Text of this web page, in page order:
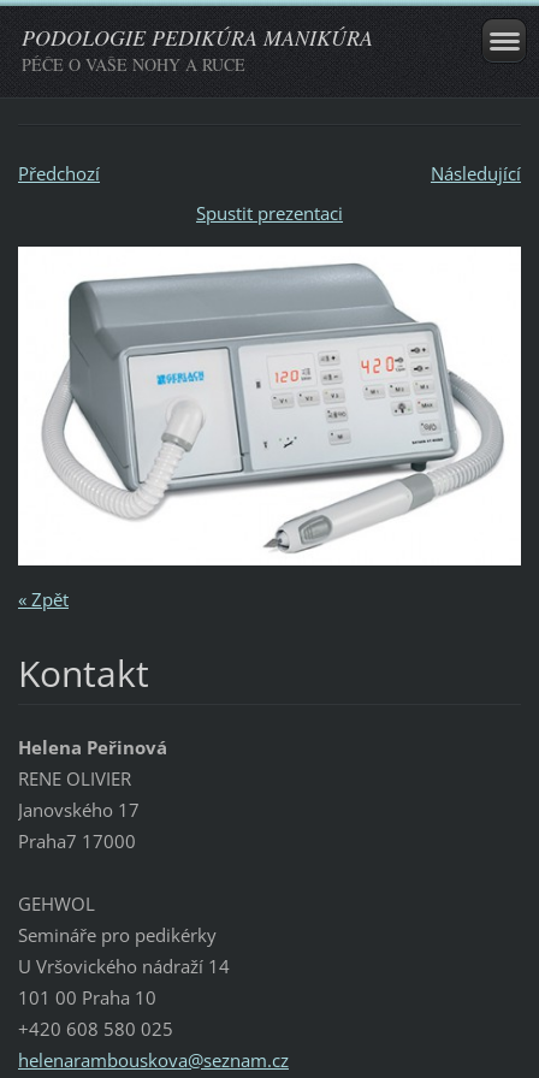
PODOLOGIE PEDIKÚRA MANIKÚRA
PÉČE O VAŠE NOHY A RUCE
Předchozí
Následující
Spustit prezentaci
« Zpět
Kontakt
Helena Peřinová
RENE OLIVIER
Janovského 17
Praha7 17000
GEHWOL
Semináře pro pedikérky
U Vršovického nádraží 14
101 00 Praha 10
+420 608 580 025
helenarambouskova@seznam.cz